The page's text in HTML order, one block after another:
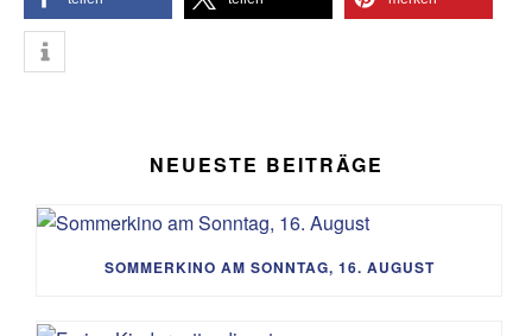
NEUESTE BEITRÄGE
SOMMERKINO AM SONNTAG, 16. AUGUST